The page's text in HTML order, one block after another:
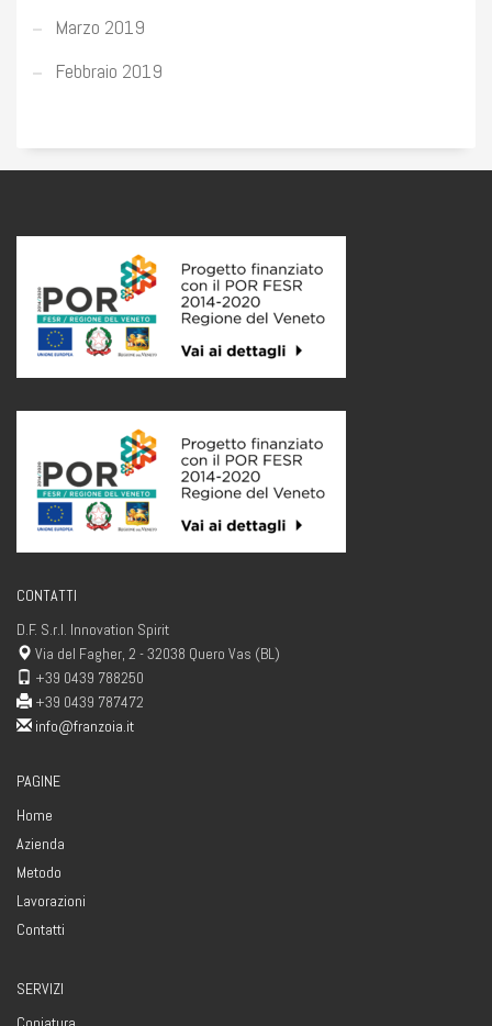
Marzo 2019
Febbraio 2019
CONTATTI
D.F. S.r.l. Innovation Spirit
Via del Fagher, 2 - 32038 Quero Vas (BL)
+39 0439 788250
+39 0439 787472
info@franzoia.it
PAGINE
Home
Azienda
Metodo
Lavorazioni
Contatti
SERVIZI